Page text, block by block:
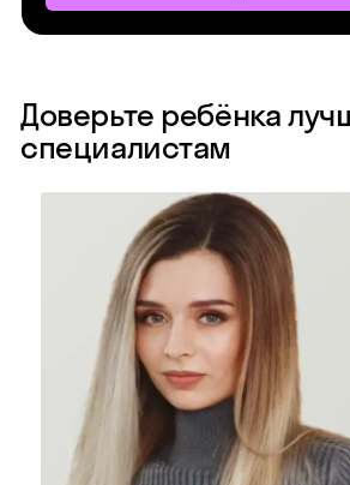
Доверьте ребёнка
специалистам